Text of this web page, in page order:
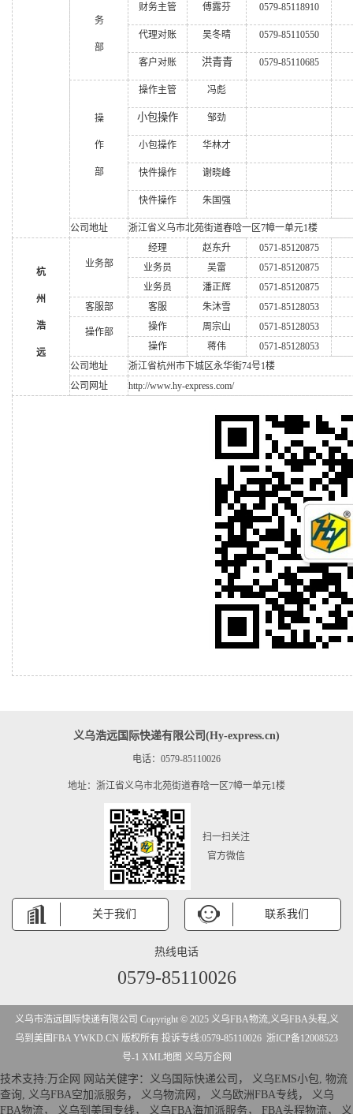
务
部
财务主管 傅露芬 0579-85118910
代理对账 吴冬晴 0579-85110550
客户对账 洪青青 0579-85110685
操
作
部
操作主管 冯彪
小包操作 邹劲
小包操作 华林才
快件操作 谢晓峰
快件操作 朱国强
公司地址 浙江省义乌市北苑街道春唅一区7幛一单元1楼
杭
州
浩
远
业务部
经理 赵东升
0571-85120875
业务员
吴雷
0571-85120875
业务员
潘正辉
0571-85120875
客服部
客服 朱沐雪 0571-85128053
操作部 操作 周宗山
0571-85128053
操作
蒋伟
0571-85128053
公司地址
浙江省杭州市下城区永华街74号1楼
公司网址
http://www.hy-express.com/
义乌浩远国际快递有限公司(Hy-express.cn)
电话：0579-85110026
地址：浙江省义乌市北苑街道春唅一区7幛一单元1楼
扫一扫关注
官方微信
关于我们 联系我们
热线电话
0579-85110026
义乌市浩远国际快递有限公司 Copyright © 2025 义乌FBA物流,义乌FBA头程,义
乌到美国FBA YWKD.CN 版权所有 投诉专线:0579-85110026 浙ICP备12008523
号-1 XML地图 义乌万企网
技术支持:万企网 网站关健字： 义乌国际快递公司 ， 义乌EMS小包
物流
查询
义乌FBA空加派服务 ， 义乌物流网 ， 义乌欧洲FBA专线 ，
义乌
FBA物流 ， 义乌到美国专线 ， 义乌FBA海加派服务 ， FBA头程物流 ， 义